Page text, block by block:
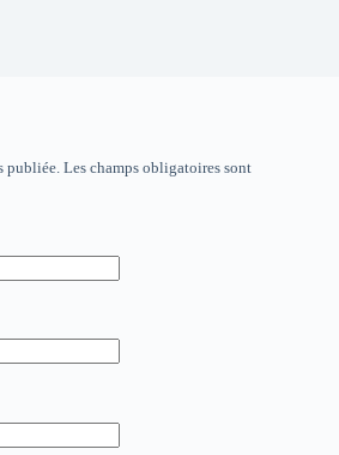
publiée. Les champs obligatoires sont